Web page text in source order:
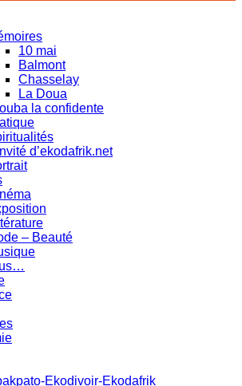
10 mai
Balmont
Chasselay
La Doua
la confidente
d’ekodafrik.net
– Beauté
Ekodivoir-Ekodafrik